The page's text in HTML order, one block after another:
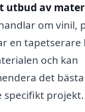
utbud av
om vinil,
en tapetserare
och kan
det
specifikt projekt.